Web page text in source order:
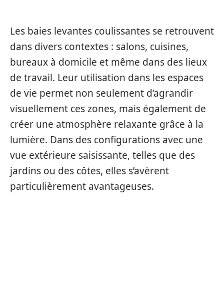
Les baies levantes coulissantes se retrouvent
dans divers contextes : salons, cuisines,
bureaux à domicile et même dans des lieux
de travail. Leur utilisation dans les espaces
de vie permet non seulement d’agrandir
visuellement ces zones, mais également de
créer une atmosphère relaxante grâce à la
lumière. Dans des configurations avec une
vue extérieure saisissante, telles que des
jardins ou des côtes, elles s’avèrent
particulièrement avantageuses.